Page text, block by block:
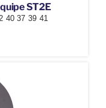
ST2E
40 37 39 41